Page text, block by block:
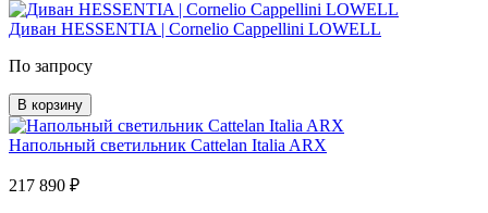
Диван HESSENTIA | Cornelio Cappellini LOWELL
По запросу
В корзину
Напольный светильник Cattelan Italia ARX
217 890 ₽